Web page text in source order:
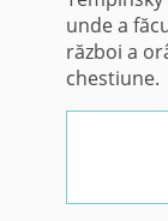
unde a
război a
chestiune.